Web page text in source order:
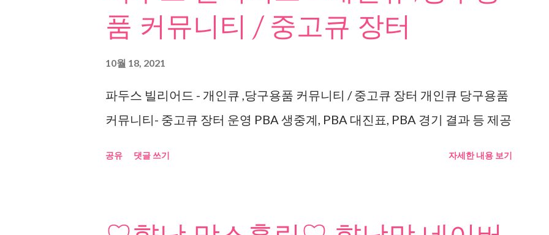
품 커뮤니티 / 중고큐 장터
10월 18, 2021
파두스 빌리어드 - 개인큐 ,당구용품 커뮤니티 / 중고큐 장터 개인큐 당구용품
커뮤니티- 중고큐 장터 운영 PBA 생중계, PBA 대진표, PBA 경기 결과 등 제공
공유 댓글 쓰기 자세한 내용 보기